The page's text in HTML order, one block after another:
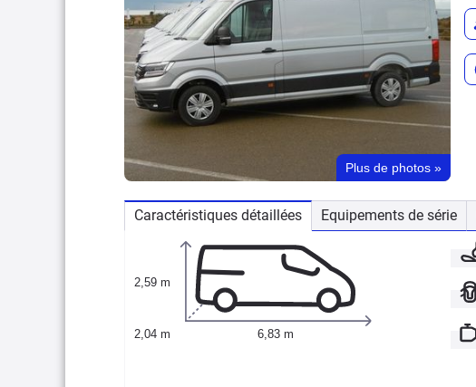
Plus de photos »
Caractéristiques détaillées Equipements de série
2,59 m
2,04 m 6,83 m